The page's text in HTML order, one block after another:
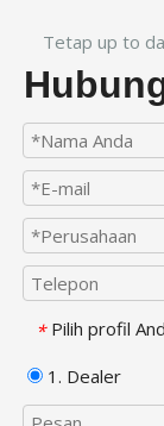
Tetap up to
* Pilih profil
1. Dealer